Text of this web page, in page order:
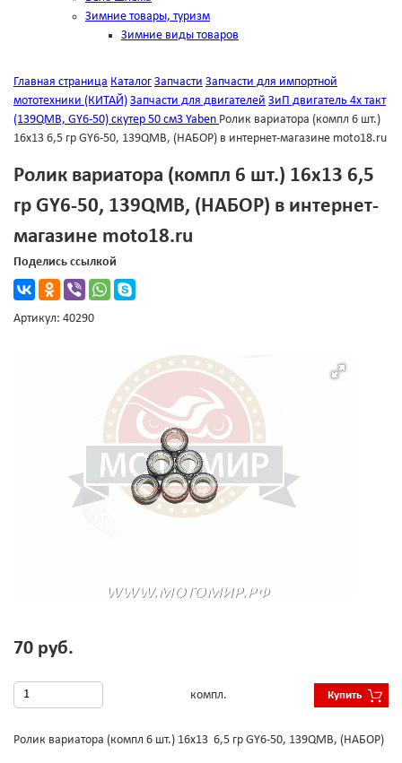
Зимние товары, туризм
Зимние виды товаров
Главная страница Каталог Запчасти Запчасти для импортной
мототехники (КИТАЙ) Запчасти для двигателей ЗиП двигатель 4х такт
(139QMB, GY6-50) скутер 50 см3 Yaben Ролик вариатора (компл 6 шт.)
16х13 6,5 гр GY6-50, 139QMB, (НАБОР) в интернет-магазине moto18.ru
Ролик вариатора (компл 6 шт.) 16х13 6,5
гр GY6-50, 139QMB, (НАБОР) в интернет-
магазине moto18.ru
Поделись ссылкой
Артикул: 40290
70 руб.
компл. Купить
Ролик вариатора (компл 6 шт.) 16х13 6,5 гр GY6-50, 139QMB, (НАБОР)